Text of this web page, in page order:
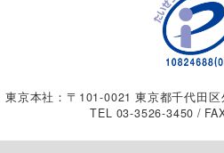
東京本社：〒101-0021 東京都千代田
TEL 03-3526-3450 /